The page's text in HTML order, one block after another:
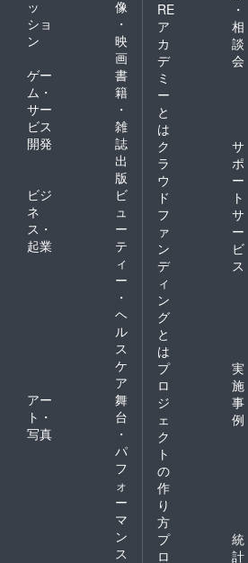
ッ
ショ
ン
像
・
映
画
ゲー
ム・
サー
ビス
開発
書
籍
・
雑
誌
出
版
ビジ
ネ
ス・
起業
ビ
ュ
ー
テ
ィ
ー
・
ヘ
ル
ス
ケ
ア
アー
ト・
写真
舞
台
・
パ
フ
ォ
ー
マ
ン
ス
RE
ア
カ
デ
ミ
ー
と
は
・
相
談
会
ク
ラ
ウ
ド
フ
ァ
ン
デ
ィ
ン
グ
と
は
サ
ポ
ー
ト
サ
ー
ビ
ス
プ
ロ
ジ
ェ
ク
ト
の
作
り
方
実
施
事
例
プ
ロ
統
計